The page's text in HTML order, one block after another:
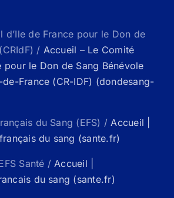
d’Ile de France pour le Don de
/ Accueil – Le Comité
pour le Don de Sang Bénévole
France (CR-IDF) (dondesang-
du Sang (EFS) /Accueil |
du sang (sante.fr)
Santé /Accueil |
du sang (sante.fr)